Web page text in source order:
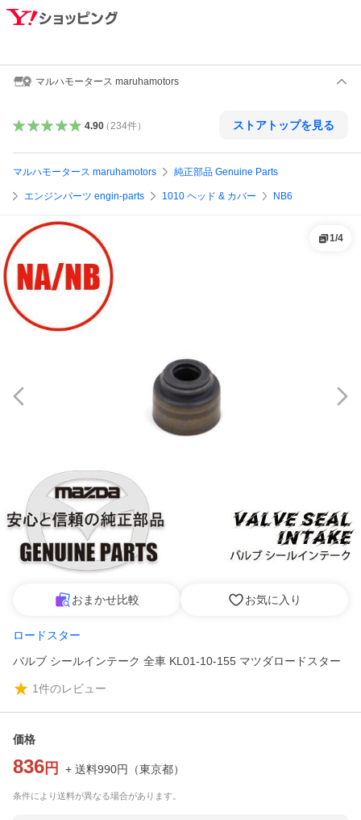
マルハモータース maruhamotors
4.90（ 234件） ストアトップを見る
マルハモータース maruhamotors 純正部品 Genuine Parts
エンジンパーツ engin-parts 1010 ヘッド & カバー NB6
1/4
おまかせ比較 お気に入り
ロードスター
バルブ シールインテーク 全車 KL01-10-155 マツダロードスター
1件のレビュー
価格
836 円 + 送料990円 （東京都）
条件により送料が異なる場合があります。